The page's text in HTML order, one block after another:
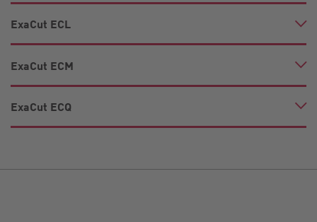
ExaCut ECL
ExaCut ECM
ExaCut ECQ